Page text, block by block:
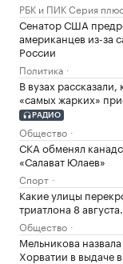
РБК и ПИК Серия
Сенатор США
американцев из-за
России
Политика
В вузах
«самых жарких»
РАДИО
Общество
СКА обменял
«Салават Юлаев»
Спорт
Какие улицы
триатлона 8
Общество
Мельникова
Хорватии в выдаче